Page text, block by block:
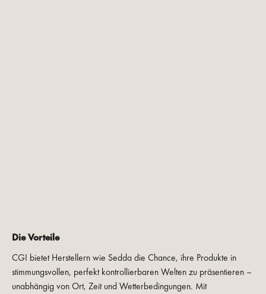
Die Vorteile
CGI bietet Herstellern wie Sedda die Chance, ihre Produkte in
stimmungsvollen, perfekt kontrollierbaren Welten zu präsentieren –
unabhängig von Ort, Zeit und Wetterbedingungen. Mit